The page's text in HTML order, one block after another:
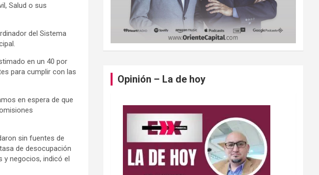
Salud o sus
del Sistema
en un 40 por
para cumplir con las
en espera de que
sin fuentes de
de desocupación
y negocios, indicó el
Opinión – La de hoy